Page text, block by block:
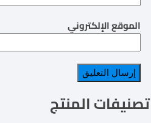
الموقع الإلكتروني
تصنيفات المنتج